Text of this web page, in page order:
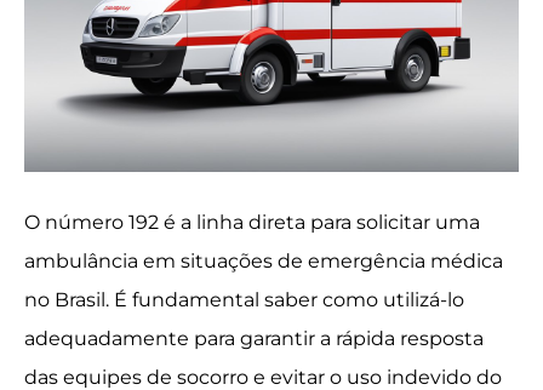
O número 192 é a linha direta para solicitar uma
ambulância em situações de emergência médica
no Brasil. É fundamental saber como utilizá-lo
adequadamente para garantir a rápida resposta
das equipes de socorro e evitar o uso indevido do